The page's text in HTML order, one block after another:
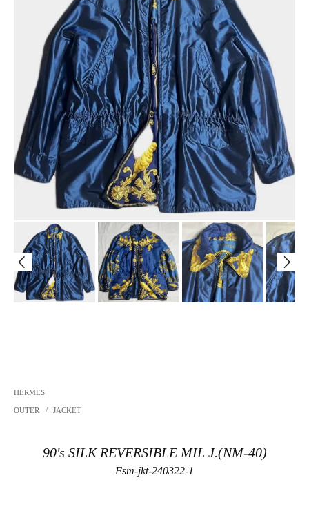
HERMES
OUTER / JACKET
90's SILK REVERSIBLE MIL J.(NM-40)
Fsm-jkt-240322-1